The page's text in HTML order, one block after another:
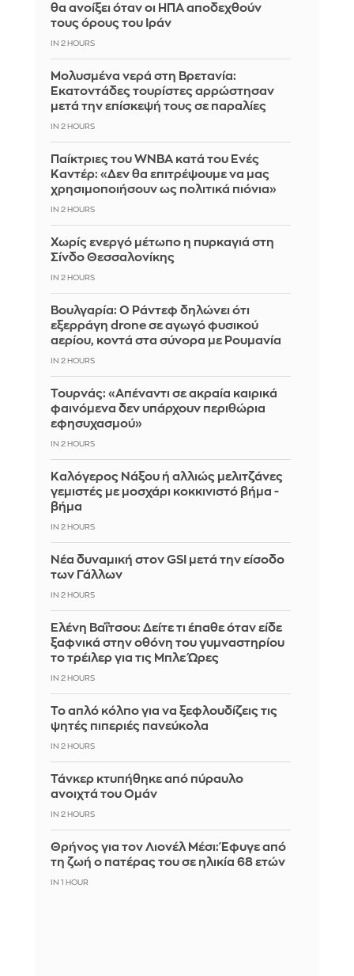
θα ανοίξει όταν οι ΗΠΑ αποδεχθούν
τους όρους του Ιράν
IN 2 HOURS
Μολυσμένα νερά στη Βρετανία:
Εκατοντάδες τουρίστες αρρώστησαν
μετά την επίσκεψή τους σε παραλίες
IN 2 HOURS
Παίκτριες του WNBA κατά του Ενές
Καντέρ: «Δεν θα επιτρέψουμε να μας
χρησιμοποιήσουν ως πολιτικά πιόνια»
IN 2 HOURS
Χωρίς ενεργό μέτωπο η πυρκαγιά στη
Σίνδο Θεσσαλονίκης
IN 2 HOURS
Βουλγαρία: Ο Ράντεφ δηλώνει ότι
εξερράγη drone σε αγωγό φυσικού
αερίου, κοντά στα σύνορα με Ρουμανία
IN 2 HOURS
Τουρνάς: «Απέναντι σε ακραία καιρικά
φαινόμενα δεν υπάρχουν περιθώρια
εφησυχασμού»
IN 2 HOURS
Καλόγερος Νάξου ή αλλιώς μελιτζάνες
γεμιστές με μοσχάρι κοκκινιστό βήμα -
βήμα
IN 2 HOURS
Νέα δυναμική στον GSI μετά την είσοδο
των Γάλλων
IN 2 HOURS
Ελένη Βαΐτσου: Δείτε τι έπαθε όταν είδε
ξαφνικά στην οθόνη του γυμναστηρίου
το τρέιλερ για τις Μπλε Ώρες
IN 2 HOURS
Το απλό κόλπο για να ξεφλουδίζεις τις
ψητές πιπεριές πανεύκολα
IN 2 HOURS
Τάνκερ κτυπήθηκε από πύραυλο
ανοιχτά του Ομάν
IN 2 HOURS
Θρήνος για τον Λιονέλ Μέσι: Έφυγε από
τη ζωή ο πατέρας του σε ηλικία 68 ετών
IN 1 HOUR